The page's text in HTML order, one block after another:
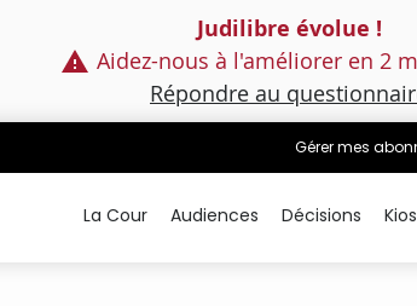
Judilibre évolue !
Aidez-nous à l'améliorer en 2
Répondre au
Gérer mes
La Cour Audiences Décisions